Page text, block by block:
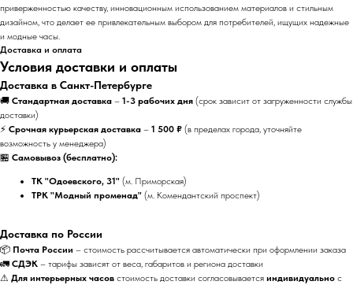
приверженностью качеству, инновационным использованием материалов и стильным
дизайном, что делает ее привлекательным выбором для потребителей, ищущих надежные
и модные часы.
Доставка и оплата
Условия доставки и оплаты
Доставка в Санкт-Петербурге
🚚 Стандартная доставка – 1-3 рабочих дня (срок зависит от загруженности службы
доставки)
⚡ Срочная курьерская доставка – 1 500 ₽ (в пределах города, уточняйте
возможность у менеджера)
🏪 Самовывоз (бесплатно):
ТК "Одоевского, 31" (м. Приморская)
ТРК "Модный променад" (м. Комендантский проспект)
Доставка по России
📦 Почта России – стоимость рассчитывается автоматически при оформлении заказа
🚛 СДЭК – тарифы зависят от веса, габаритов и региона доставки
⚠ Для интерьерных часов стоимость доставки согласовывается индивидуально с